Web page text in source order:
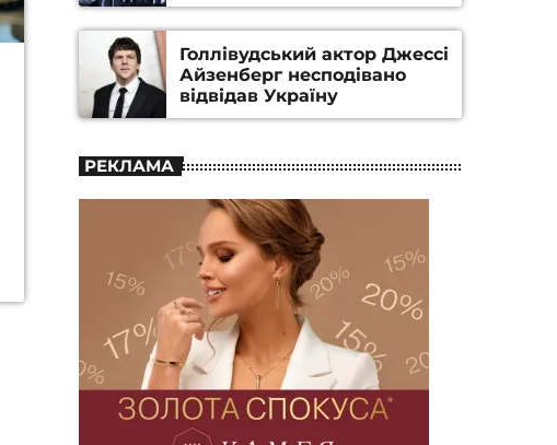
номінацію
Голлівудський актор Джессі
Айзенберг несподівано
відвідав Україну
РЕКЛАМА